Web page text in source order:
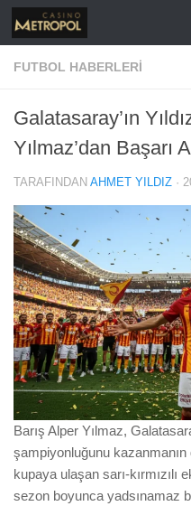
İçeriğe geç
FUTBOL HABERLERI
Galatasaray’ın
Yılmaz’dan Başarı
TARAFINDAN AHMET YILDIZ ·
Barış Alper Yılmaz,
şampiyonluğunu kazanmanın
kupaya ulaşan sarı-kırmızılı
sezon boyunca yadsınamaz